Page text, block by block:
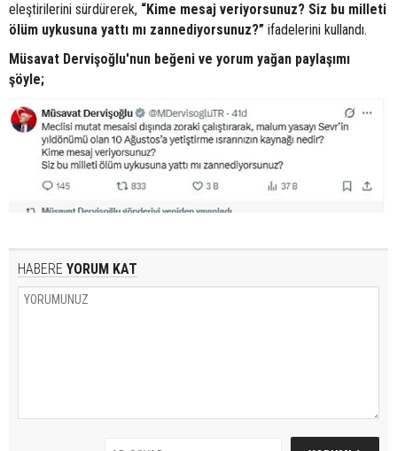
eleştirilerini sürdürerek, “Kime mesaj veriyorsunuz? Siz bu milleti
ölüm uykusuna yattı mı zannediyorsunuz?” ifadelerini kullandı.
Müsavat Dervişoğlu'nun beğeni ve yorum yağan paylaşımı
şöyle;
HABERE YORUM KAT